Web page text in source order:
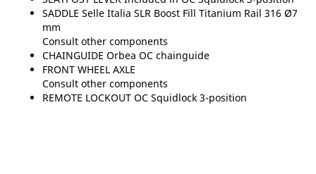
SADDLE Selle Italia SLR Boost Fill Titanium Rail 316 Ø7
mm
Consult other components
CHAINGUIDE Orbea OC chainguide
FRONT WHEEL AXLE
Consult other components
REMOTE LOCKOUT OC Squidlock 3-position